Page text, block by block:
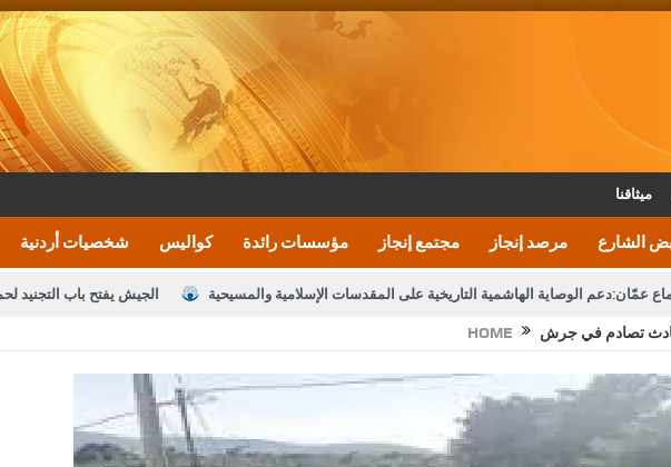
ميثاقنا
شخصيات أردنية كواليس مؤسسات رائدة مجتمع إنجاز مرصد إنجاز الشارع
الجيش يفتح باب التجنيد عمّان:دعم الوصاية الهاشمية التاريخية على المقدسات الإسلامية والمسيحية
القاضي يلتقي رؤساء تحرير الصحف اليومية ويؤكد حرص الثالثة) إلى مراجعة منصة خدمة العلم
الملك يتلقى اتصالا هاتفيا من العاهل البحريني محمود أحمد فريحات.. مبارك ومزيدا من التوفيق
HOME